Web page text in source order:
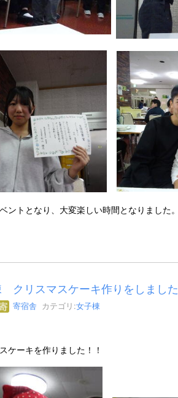
ントとなり、大変楽しい時間となりました。
クリスマスケーキ作りをしました
寄宿舎 カテゴリ:女子棟
ケーキを作りました！！